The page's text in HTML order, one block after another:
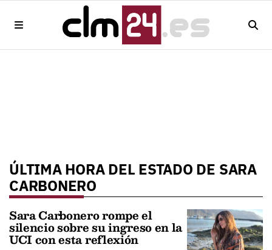
ÚLTIMA HORA DEL ESTADO DE SARA
CARBONERO
Sara Carbonero rompe el
silencio sobre su ingreso en la
UCI con esta reflexión